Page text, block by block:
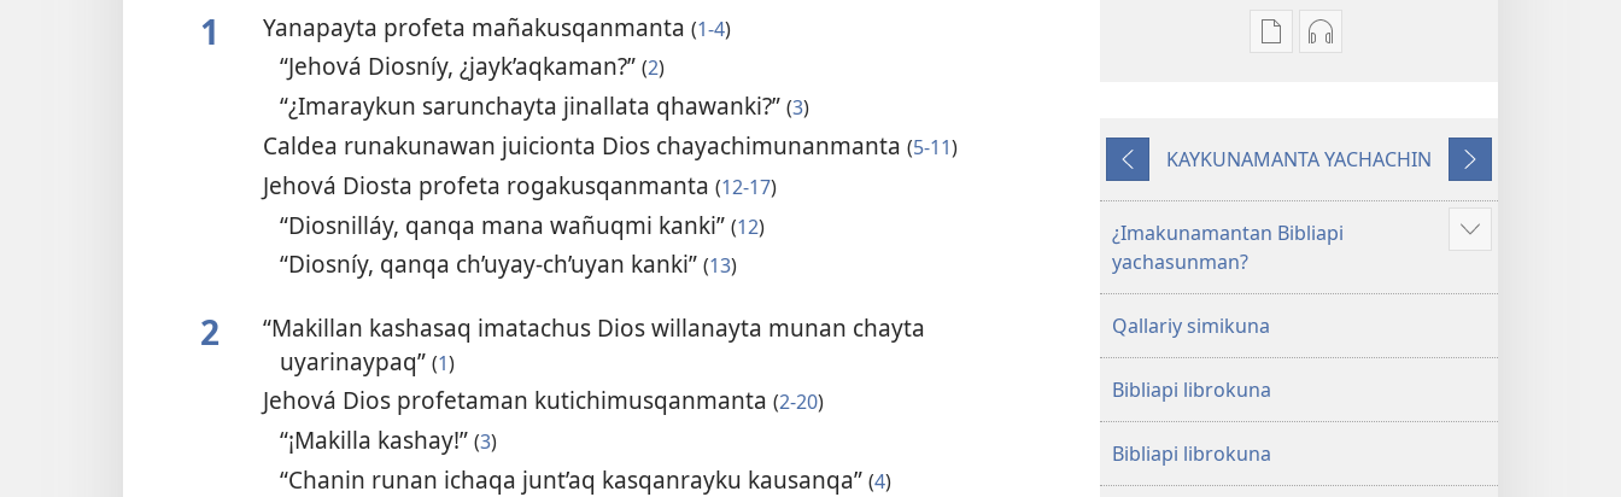
1 Yanapayta profeta mañakusqanmanta (1-4)
“Jehová Diosníy, ¿jayk’aqkaman?”(2)
“¿Imaraykun sarunchayta jinallata qhawanki?”(3)
Caldea runakunawan juicionta Dios chayachimunanmanta (5-11)
Jehová Diosta profeta rogakusqanmanta (12-17)
“Diosnilláy, qanqa mana wañuqmi kanki”(12)
“Diosníy, qanqa ch’uyay-ch’uyan kanki”(13)
2
“Makillan kashasaq imatachus Dios willanayta munan chayta
uyarinaypaq”(1)
Jehová Dios profetaman kutichimusqanmanta (2-​20)
“¡Makilla kashay!”(3)
“Chanin runan ichaqa junt’aq kasqanrayku kausanqa”(4)
Kaypi
Pacha
Kaypin
Mosoq
Biblia
Kutiy
KAYKUNAMANTA YACHACHIN
Qatimuq
¿Imakunamantan Bibliapi
yachasunman?
Mostrar
Qallariy simikuna
Bibliapi librokuna
Bibliapi librokuna